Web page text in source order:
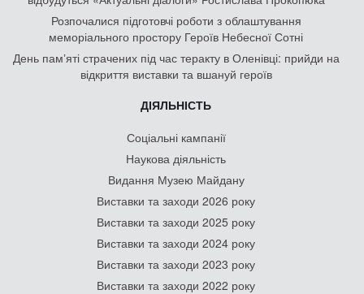
Розпочалися підготовчі роботи з облаштування
меморіального простору Героїв Небесної Сотні
День памʼяті страчених під час теракту в Оленівці: прийди на
відкриття виставки та вшануй героїв
ДІЯЛЬНІСТЬ
Соціальні кампанії
Наукова діяльність
Видання Музею Майдану
Виставки та заходи 2026 року
Виставки та заходи 2025 року
Виставки та заходи 2024 року
Виставки та заходи 2023 року
Виставки та заходи 2022 року